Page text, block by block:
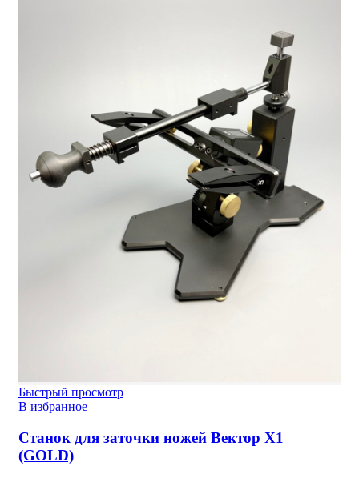
Быстрый просмотр
В избранное
Станок для заточки ножей Вектор X1
(GOLD)